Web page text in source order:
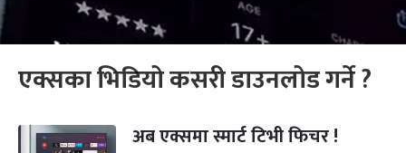
एक्सका भिडियो कसरी डाउनलोड गर्ने ?
अब एक्समा स्मार्ट टिभी फिचर !